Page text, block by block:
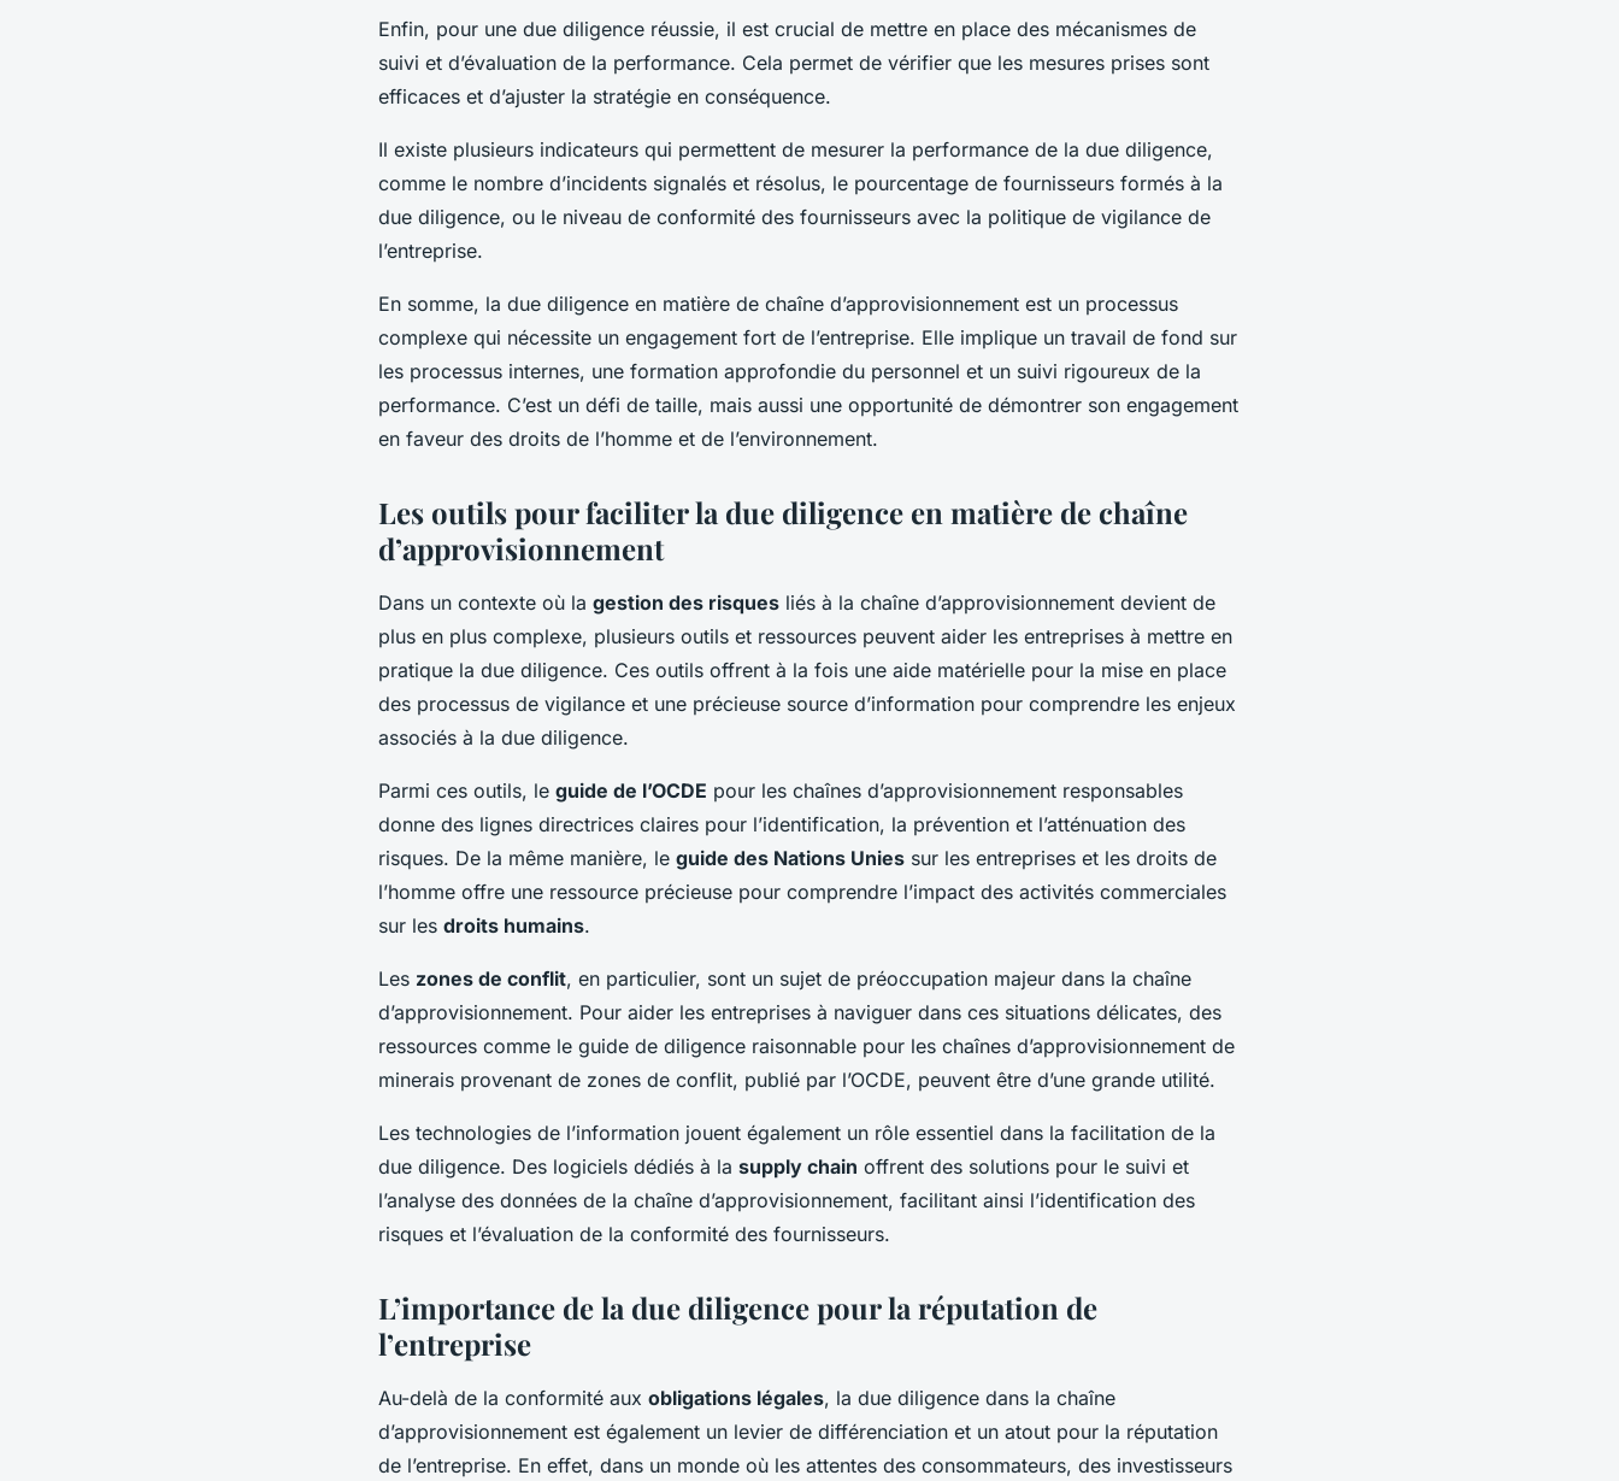
Enfin, pour une due diligence réussie, il est crucial de mettre en place des mécanismes de
suivi et d’évaluation de la performance. Cela permet de vérifier que les mesures prises sont
efficaces et d’ajuster la stratégie en conséquence.
Il existe plusieurs indicateurs qui permettent de mesurer la performance de la due diligence,
comme le nombre d’incidents signalés et résolus, le pourcentage de fournisseurs formés à la
due diligence, ou le niveau de conformité des fournisseurs avec la politique de vigilance de
l’entreprise.
En somme, la due diligence en matière de chaîne d’approvisionnement est un processus
complexe qui nécessite un engagement fort de l’entreprise. Elle implique un travail de fond sur
les processus internes, une formation approfondie du personnel et un suivi rigoureux de la
performance. C’est un défi de taille, mais aussi une opportunité de démontrer son engagement
en faveur des droits de l’homme et de l’environnement.
Les outils pour faciliter la due diligence en matière de chaîne
d’approvisionnement
Dans un contexte où la gestion des risques liés à la chaîne d’approvisionnement devient de
plus en plus complexe, plusieurs outils et ressources peuvent aider les entreprises à mettre en
pratique la due diligence. Ces outils offrent à la fois une aide matérielle pour la mise en place
des processus de vigilance et une précieuse source d’information pour comprendre les enjeux
associés à la due diligence.
Parmi ces outils, le guide de l’OCDE pour les chaînes d’approvisionnement responsables
donne des lignes directrices claires pour l’identification, la prévention et l’atténuation des
risques. De la même manière, le guide des Nations Unies sur les entreprises et les droits de
l’homme offre une ressource précieuse pour comprendre l’impact des activités commerciales
sur les droits humains.
Les zones de conflit, en particulier, sont un sujet de préoccupation majeur dans la chaîne
d’approvisionnement. Pour aider les entreprises à naviguer dans ces situations délicates, des
ressources comme le guide de diligence raisonnable pour les chaînes d’approvisionnement de
minerais provenant de zones de conflit, publié par l’OCDE, peuvent être d’une grande utilité.
Les technologies de l’information jouent également un rôle essentiel dans la facilitation de la
due diligence. Des logiciels dédiés à la supply chain offrent des solutions pour le suivi et
l’analyse des données de la chaîne d’approvisionnement, facilitant ainsi l’identification des
risques et l’évaluation de la conformité des fournisseurs.
L’importance de la due diligence pour la réputation de
l’entreprise
Au-delà de la conformité aux obligations légales, la due diligence dans la chaîne
d’approvisionnement est également un levier de différenciation et un atout pour la réputation
de l’entreprise. En effet, dans un monde où les attentes des consommateurs, des investisseurs